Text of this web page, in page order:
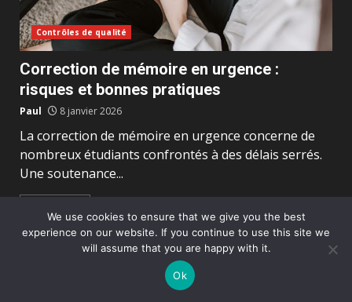
Contrôles de qualité
Correction de mémoire en urgence :
risques et bonnes pratiques
Paul 8 janvier 2026
La correction de mémoire en urgence concerne de
nombreux étudiants confrontés à des délais serrés.
Une soutenance...
Les technologies de pointe en
vitrerie disponibles à Orléan:
innovation et performance
We use cookies to ensure that we give you the best
experience on our website. If you continue to use this site we
will assume that you are happy with it.
Ok